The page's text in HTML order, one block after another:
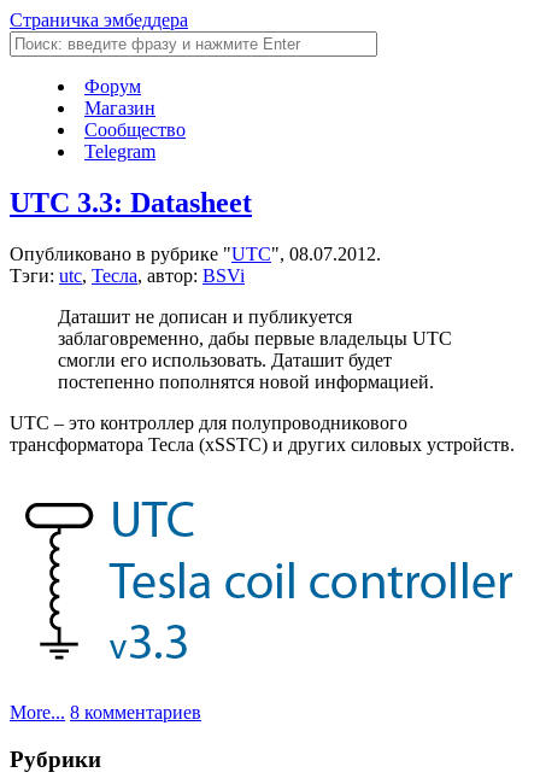
Страничка эмбеддера
Форум
Магазин
Сообщество
Telegram
UTC 3.3: Datasheet
Опубликовано в рубрике "UTC", 08.07.2012.
Тэги: utc, Тесла, автор: BSVi
Даташит не дописан и публикуется
заблаговременно, дабы первые владельцы UTC
смогли его использовать. Даташит будет
постепенно пополнятся новой информацией.
UTC – это контроллер для полупроводникового
трансформатора Тесла (xSSTC) и других силовых устройств.
More... 8 комментариев
Рубрики